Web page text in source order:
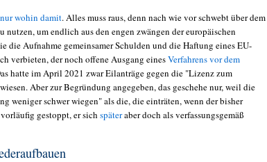
nur wohin damit. Alles muss raus, denn nach wie vor schwebt über dem
nutzen, um endlich aus den engen zwängen der europäischen
die Aufnahme gemeinsamer Schulden und die Haftung eines EU-
verbieten, der noch offene Ausgang einesVerfahrens vor dem
hatte im April 2021 zwar Eilanträge gegen die "Lizenz zum
Aber zur Begründung angegeben, das geschehe nur, weil die
weniger schwer wiegen" als die, die einträten, wenn der bisher
gestoppt, er sich späteraber doch als verfassungsgemäß